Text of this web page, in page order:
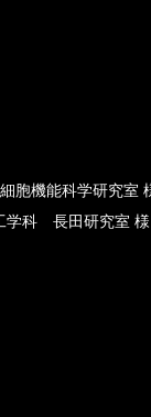
胞機能科学研究室
学科 長田研究室 様